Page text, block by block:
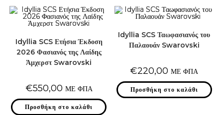
Idyllia SCS Ετήσια Έκδοση
2026 Φασιανός της Λαίδης
Άμχερστ Swarovski
€550,00 ΜΕ ΦΠΑ
Προσθήκη στο καλάθι
Idyllia SCS Ταωφασιανός του
Παλαουάν Swarovski
€220,00 ΜΕ ΦΠΑ
Προσθήκη στο καλάθι